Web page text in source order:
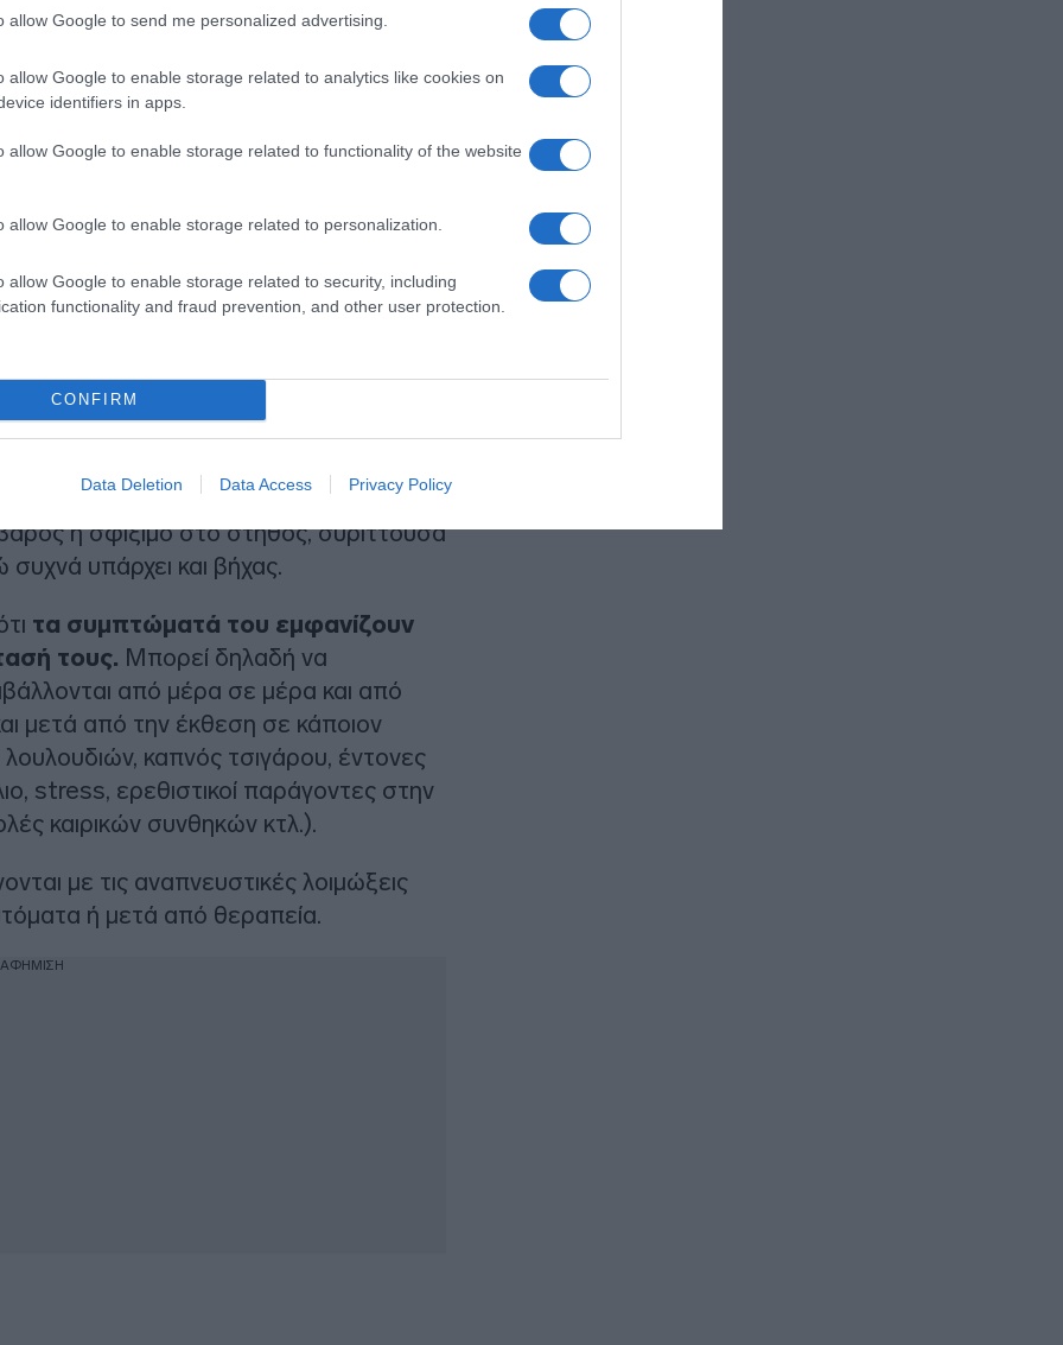
allow Google to send me personalized advertising.
allow Google to enable storage related to analytics like cookies on
identifiers in apps.
allow Google to enable storage related to functionality of the website
allow Google to enable storage related to personalization.
allow Google to enable storage related to security, including
functionality and fraud prevention, and other user protection.
CONFIRM
Data Deletion Data Access Privacy Policy
συχνό (0-5%) σε Βόρεια
παράγοντες
ή σφίξιμο στο στήθος, συρίττουσα
υπάρχει και βήχας.
τα συμπτώματά του εμφανίζουν
τους. Μπορεί δηλαδή να
από μέρα σε μέρα και από
μετά από την έκθεση σε κάποιον
καπνός τσιγάρου, έντονες
stress, ερεθιστικοί παράγοντες στην
καιρικών συνθηκών κτλ.).
με τις αναπνευστικές λοιμώξεις
ή μετά από θεραπεία.